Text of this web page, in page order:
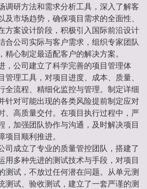
调研方法和需求分析工具，深入了解客
及市场趋势，确保项目需求的全面性、
方案设计阶段，积极引入国际前沿设计
合公司实际与客户需求，组织专家团队
精心制定最适配客户的解决方案。
，公司建立了科学完善的项目管理体
管理工具，对项目进度、成本、质量、
全流程、精细化监控与管理。制定详细
针对可能出现的各类风险提前制定应对
、高质量交付。在项目执行过程中，严
，加强团队协作与沟通，及时解决项目
项目顺利推进。
司成立了专业的质量管控团队，搭建了
用多种先进的测试技术与手段，对项目
测试，不放过任何潜在问题。从单元测
测试、验收测试，建立了一套严谨的测